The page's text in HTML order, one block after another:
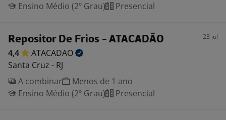
Ensino Médio (2º Grau)
Presencial
Repositor De Frios - ATACADÃO 23 jul
4,4
ATACADAO
Santa Cruz - RJ
A combinar
Menos de 1 ano
Ensino Médio (2º Grau)
Presencial